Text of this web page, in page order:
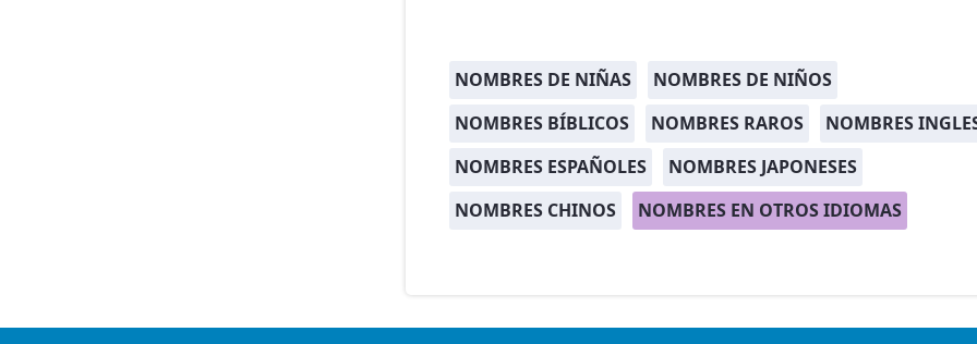
NOMBRES DE NIÑAS
NOMBRES DE NIÑOS
NOMBRES BÍBLICOS
NOMBRES RAROS
NOMBRES
NOMBRES ESPAÑOLES
NOMBRES JAPONESES
NOMBRES CHINOS
NOMBRES EN OTROS IDIOMAS